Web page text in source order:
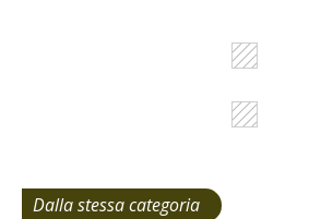
Dalla stessa categoria